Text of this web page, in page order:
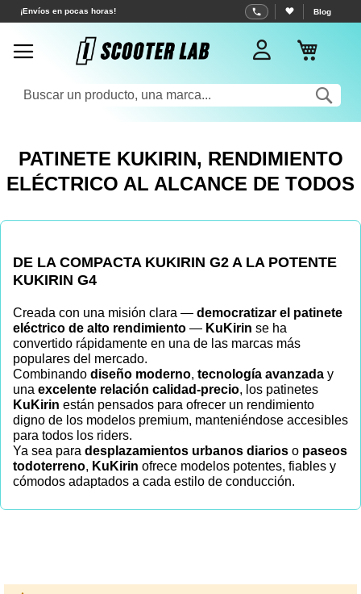
contenido
¡Envíos en pocas horas! Blog
PATINETE KUKIRIN, RENDIMIENTO
ELÉCTRICO AL ALCANCE DE TODOS
DE LA COMPACTA KUKIRIN G2 A LA POTENTE
KUKIRIN G4
Creada con una misión clara — democratizar el patinete
eléctrico de alto rendimiento — KuKirin se ha
convertido rápidamente en una de las marcas más
populares del mercado.
Combinando diseño moderno, tecnología avanzada y
una excelente relación calidad-precio, los patinetes
KuKirin están pensados para ofrecer un rendimiento
digno de los modelos premium, manteniéndose accesibles
para todos los riders.
Ya sea para desplazamientos urbanos diarios o paseos
todoterreno, KuKirin ofrece modelos potentes, fiables y
cómodos adaptados a cada estilo de conducción.